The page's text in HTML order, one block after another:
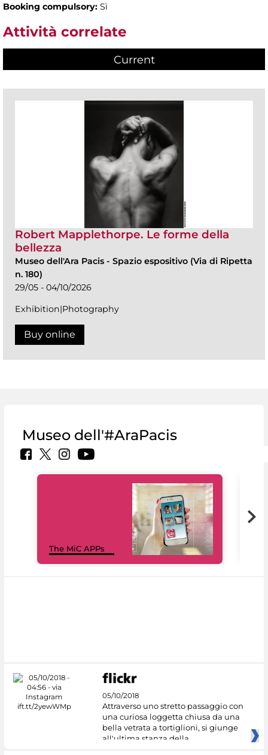
Booking compulsory: Sì
Attività correlate
Current(active tab)
Robert Mapplethorpe. Le forme della
bellezza
Museo dell'Ara Pacis - Spazio espositivo (Via di Ripetta
n. 180)
29/05 - 04/10/2026
Exhibition|Photography
Buy online
Museo dell'#AraPacis
The MiC APPs
05/10/2018
Attraverso uno stretto passaggio con
una curiosa loggetta chiusa da una
bella vetrata a tortiglioni, si giunge
all'ultima stanza della